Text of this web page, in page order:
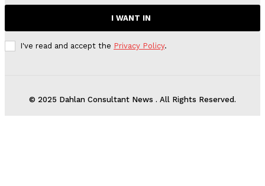
I WANT IN
I've read and accept the Privacy Policy.
© 2025 Dahlan Consultant News . All Rights Reserved.